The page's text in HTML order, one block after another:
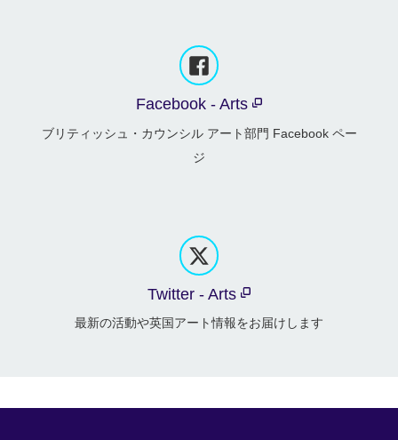
Facebook - Arts
ブリティッシュ・カウンシル アート部門 Facebook ペー
ジ
Twitter - Arts
最新の活動や英国アート情報をお届けします